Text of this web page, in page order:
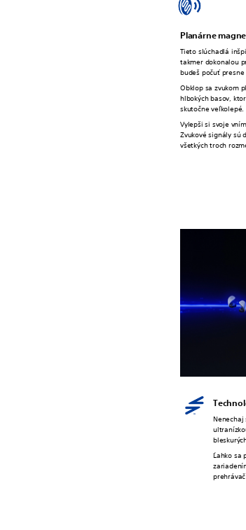
Planárne
Tieto slúchadlá
takmer dokonalou
budeš počuť
Obklop sa zvukom
hlbokých basov,
skutočne veľkolepé.
Vylepši si svoje
Zvukové signály sú
všetkých troch
Ľahko sa